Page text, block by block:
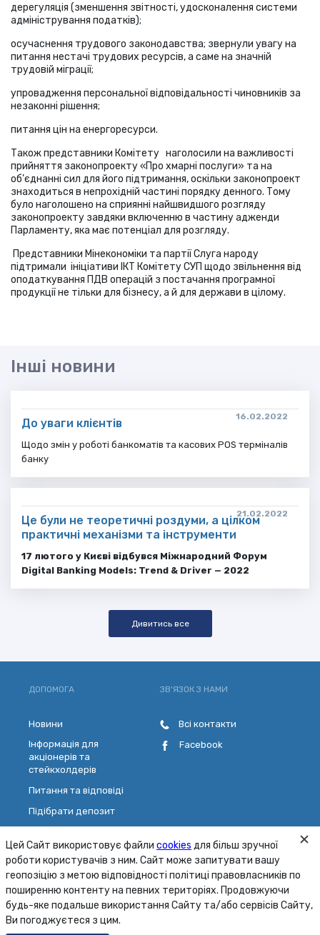
дерегуляція (зменшення звітності, удосконалення системи
адміністрування податків);
осучаснення трудового законодавства; звернули увагу на
питання нестачі трудових ресурсів, а саме на значній
трудовій міграції;
упровадження персональної відповідальності чиновників за
незаконні рішення;
питання цін на енергоресурси.
Також представники Комітету наголосили на важливості
прийняття законопроекту «Про хмарні послуги» та на
об’єднанні сил для його підтримання, оскільки законопроект
знаходиться в непрохідній частині порядку денного. Тому
було наголошено на сприянні найшвидшого розгляду
законопроекту завдяки включенню в частину адженди
Парламенту, яка має потенціал для розгляду.
Представники Мінекономіки та партії Слуга народу
підтримали ініціативи ІКТ Комітету СУП щодо звільнення від
оподаткування ПДВ операцій з постачання програмної
продукції не тільки для бізнесу, а й для держави в цілому.
Інші новини
16.02.2022
До уваги клієнтів
Щодо змін у роботі банкоматів та касових POS терміналів
банку
21.02.2022
Це були не теоретичні роздуми, а цілком
практичні механізми та інструменти
17 лютого у Києві відбувся Міжнародний Форум
Digital Banking Models: Trend & Driver — 2022
Дивитись все
Цей Сайт використовує файли cookies для більш зручної
роботи користувачів з ним. Сайт може запитувати вашу
геопозіцію з метою відповідності політиці правовласників по
поширенню контенту на певних територіях. Продовжуючи
будь-яке подальше використання Сайту та/або сервісів Сайту,
Ви погоджуєтеся з цим.
ДОПОМОГА
Новини
Інформація для
акціонерів та
стейкхолдерів
Питання та відповіді
Підібрати депозит
Обрати платіжну картку
Зворотній зв'язок
ЗВ'ЯЗОК З НАМИ
Всі контакти
Facebook
Карта сайту